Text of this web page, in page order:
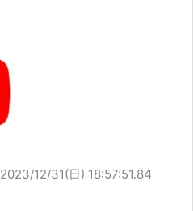
2023/12/31(日) 18:57:51.84